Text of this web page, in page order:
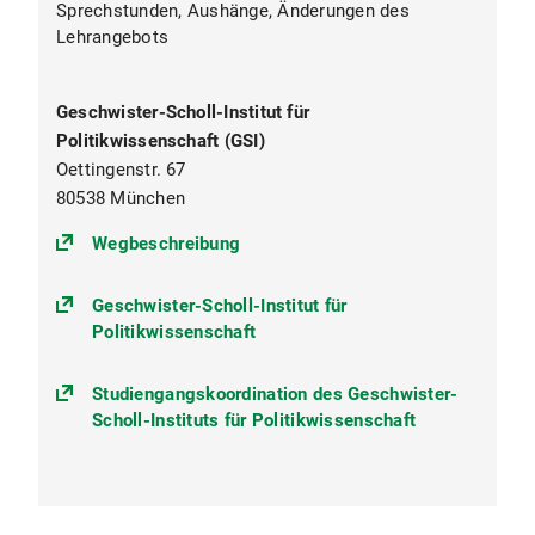
Foundations
Practices (inkl. Internship)
Sprechstunden, Aushänge, Änderungen des
Lehrangebots
Geschwister-Scholl-Institut für
Politikwissenschaft (GSI)
Oettingenstr. 67
80538 München
Wegbeschreibung
Geschwister-Scholl-Institut für
Politikwissenschaft
Studiengangskoordination des Geschwister-
Scholl-Instituts für Politikwissenschaft